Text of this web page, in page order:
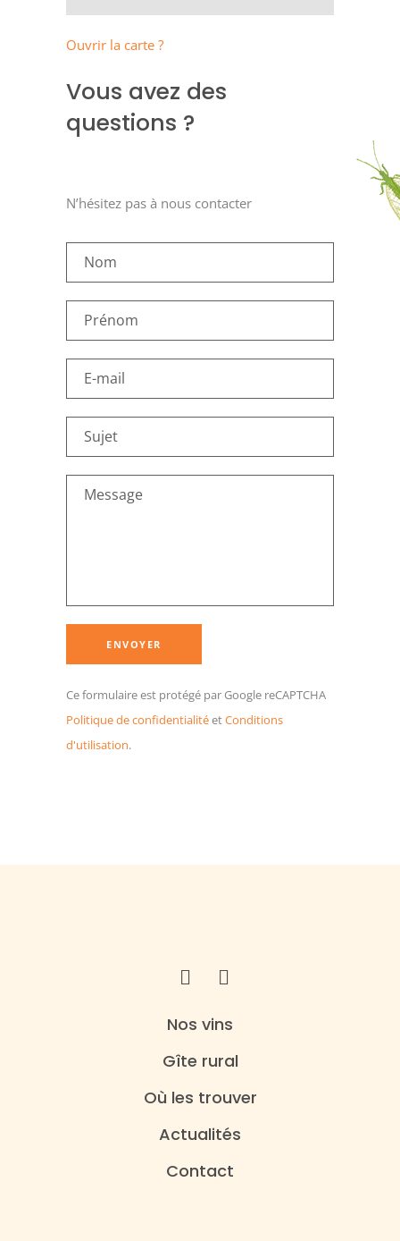
Ouvrir la carte ?
Vous avez des
questions ?
N’hésitez pas à nous contacter
Ce formulaire est protégé par Google reCAPTCHA
Politique de confidentialitéetConditions
d'utilisation.
Nos vins
Gîte rural
Où les trouver
Actualités
Contact